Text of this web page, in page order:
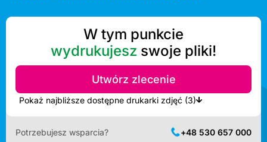
W tym punkcie
wydrukujesz swoje pliki!
Utwórz zlecenie
Pokaż najbliższe dostępne drukarki zdjęć (3)
Potrzebujesz wsparcia? +48 530 657 000